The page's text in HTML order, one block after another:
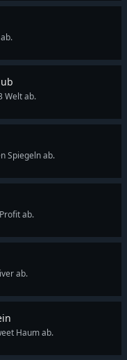
Welt ab.
Spiegeln ab.
ab.
ab.
Haum ab.